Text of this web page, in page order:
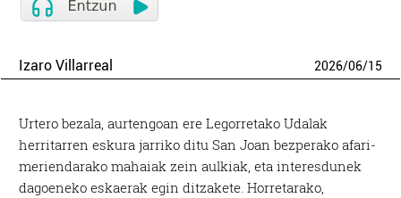
Izaro Villarreal 2026/06/15
Urtero bezala, aurtengoan ere Legorretako Udalak
herritarren eskura jarriko ditu San Joan bezperako afari-
meriendarako mahaiak zein aulkiak, eta interesdunek
dagoeneko eskaerak egin ditzakete. Horretarako,